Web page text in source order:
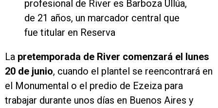
profesional de River es Barboza Ullúa,
de 21 años, un marcador central que
fue titular en Reserva
La pretemporada de River comenzará el lunes
20 de junio, cuando el plantel se reencontrará en
el Monumental o el predio de Ezeiza para
trabajar durante unos días en Buenos Aires y